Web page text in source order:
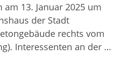
13. Januar 2025 um
der Stadt
rechts vom
Interessenten an der …